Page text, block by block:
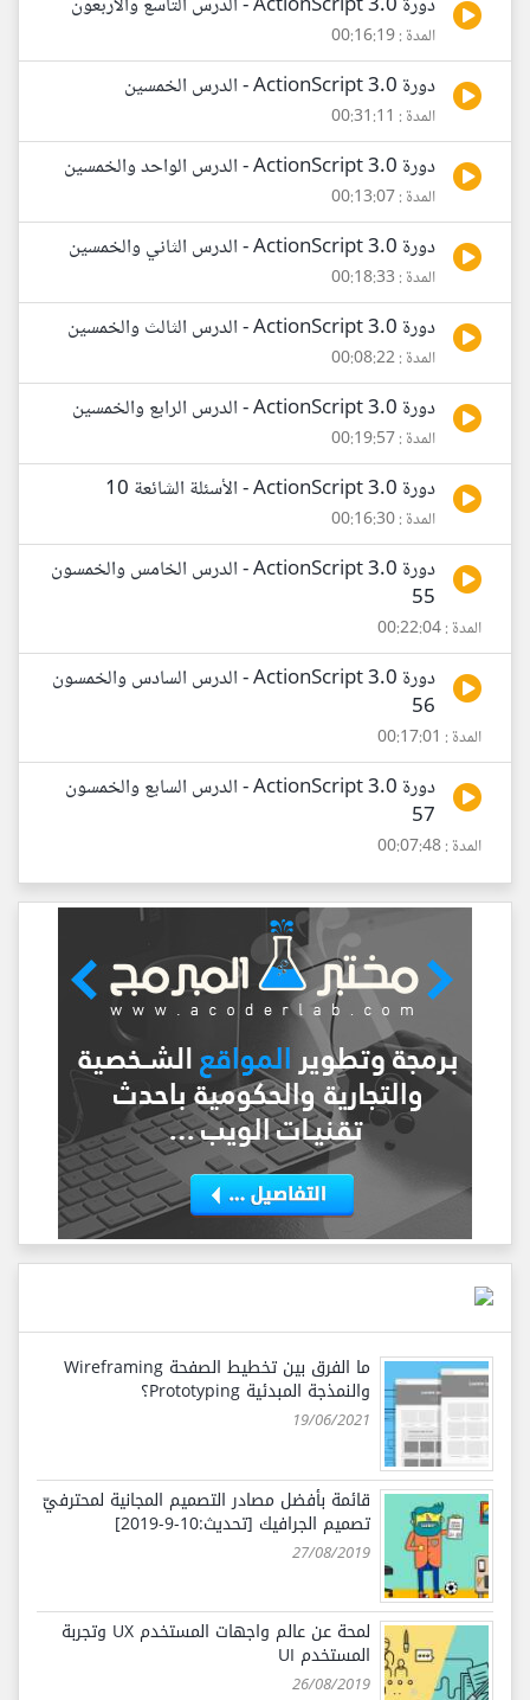
المدة : 00:16:19
دورة ActionScript 3.0 - الدرس الخمسين
المدة : 00:31:11
دورة ActionScript 3.0 - الدرس الواحد والخمسين
المدة : 00:13:07
دورة ActionScript 3.0 - الدرس الثاني والخمسين
المدة : 00:18:33
دورة ActionScript 3.0 - الدرس الثالث والخمسين
المدة : 00:08:22
دورة ActionScript 3.0 - الدرس الرابع والخمسين
المدة : 00:19:57
دورة ActionScript 3.0 - الأسئلة الشائعة 10
المدة : 00:16:30
دورة ActionScript 3.0 - الدرس الخامس والخمسون
55
المدة : 00:22:04
دورة ActionScript 3.0 - الدرس السادس والخمسون
56
المدة : 00:17:01
دورة ActionScript 3.0 - الدرس السابع والخمسون
57
المدة : 00:07:48
ما الفرق بين تخطيط الصفحة Wireframing
والنمذجة المبدئية Prototyping؟
19/06/2021
قائمة بأفضل مصادر التصميم المجانية لمحترفيّ
تصميم الجرافيك [تحديث:10-9-2019]
27/08/2019
لمحة عن عالم واجهات المستخدم UX وتجربة
المستخدم UI
26/08/2019